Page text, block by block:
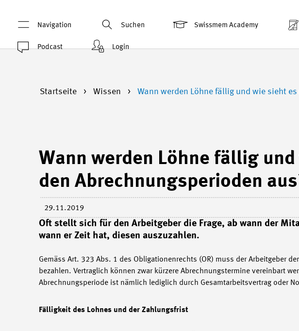
Navigation Suchen Swissmem Academy
Podcast Login
Startseite Wissen Wann werden Löhne fällig und wie sieht
Wann werden Löhne fällig
den Abrechnungsperioden
29.11.2019
Oft stellt sich für den Arbeitgeber die Frage, ab wann der
wann er Zeit hat, diesen auszuzahlen.
Gemäss Art. 323 Abs. 1 des Obligationenrechts (OR) muss der Arbeitgeber
bezahlen. Vertraglich können zwar kürzere Abrechnungstermine vereinbart
Abrechnungsperiode ist nämlich lediglich durch Gesamtarbeitsvertrag oder
Fälligkeit des Lohnes und der Zahlungsfrist